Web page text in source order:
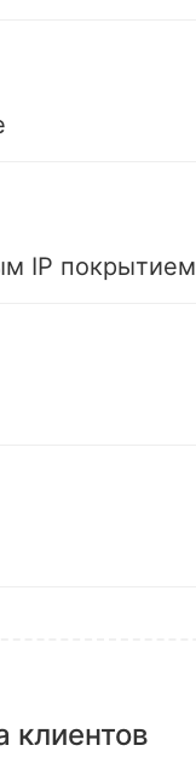
IP покрытием
клиентов